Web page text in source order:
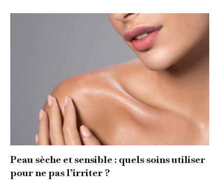
Peau sèche et sensible : quels soins utiliser
pour ne pas l’irriter ?